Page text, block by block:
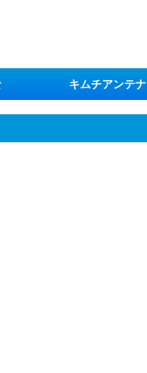
キムチアンテナ